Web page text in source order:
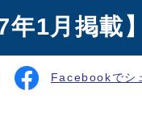
1月掲載】
Facebookでシ